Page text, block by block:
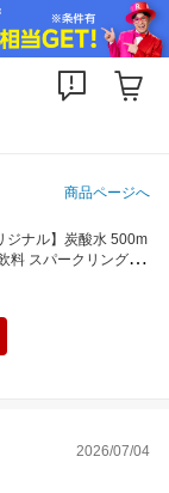
商品ページへ
ジナル】炭酸水 500m
料 スパークリング 炭
オフィス 宅飲み 5
2026/07/04